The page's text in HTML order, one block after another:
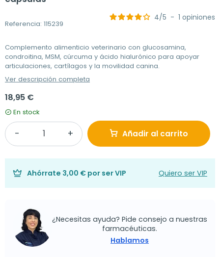
Referencia: 115239
4/5 - 1 opiniones
Complemento alimenticio veterinario con glucosamina,
condroitina, MSM, cúrcuma y ácido hialurónico para apoyar
articulaciones, cartílagos y la movilidad canina.
Ver descripción completa
18,95 €
En stock
Añadir al carrito
Ahórrate 3,00 € por ser VIP Quiero ser VIP
¿Necesitas ayuda? Pide consejo a nuestras
farmacéuticas.
Hablamos